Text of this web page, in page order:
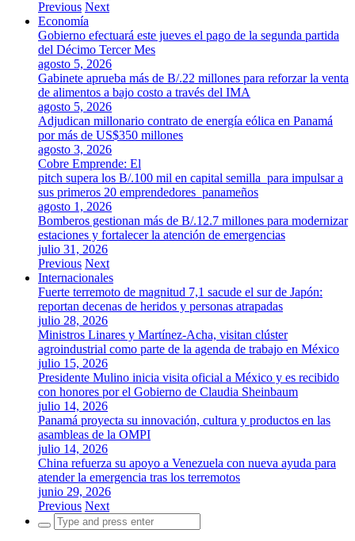
Previous Next
Economía
Gobierno efectuará este jueves el pago de la segunda partida
del Décimo Tercer Mes
agosto 5, 2026
Gabinete aprueba más de B/.22 millones para reforzar la venta
de alimentos a bajo costo a través del IMA
agosto 5, 2026
Adjudican millonario contrato de energía eólica en Panamá
por más de US$350 millones
agosto 3, 2026
Cobre Emprende: El
pitch supera los B/.100 mil en capital semilla para impulsar a
sus primeros 20 emprendedores panameños
agosto 1, 2026
Bomberos gestionan más de B/.12.7 millones para modernizar
estaciones y fortalecer la atención de emergencias
julio 31, 2026
Previous Next
Internacionales
Fuerte terremoto de magnitud 7,1 sacude el sur de Japón:
reportan decenas de heridos y personas atrapadas
julio 28, 2026
Ministros Linares y Martínez-Acha, visitan clúster
agroindustrial como parte de la agenda de trabajo en México
julio 15, 2026
Presidente Mulino inicia visita oficial a México y es recibido
con honores por el Gobierno de Claudia Sheinbaum
julio 14, 2026
Panamá proyecta su innovación, cultura y productos en las
asambleas de la OMPI
julio 14, 2026
China refuerza su apoyo a Venezuela con nueva ayuda para
atender la emergencia tras los terremotos
junio 29, 2026
Previous Next
Search
for: